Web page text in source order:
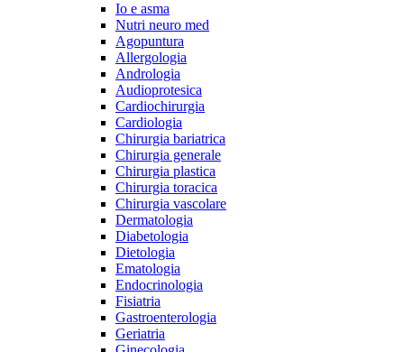
Io e asma
Nutri neuro med
Agopuntura
Allergologia
Andrologia
Audioprotesica
Cardiochirurgia
Cardiologia
Chirurgia bariatrica
Chirurgia generale
Chirurgia plastica
Chirurgia toracica
Chirurgia vascolare
Dermatologia
Diabetologia
Dietologia
Ematologia
Endocrinologia
Fisiatria
Gastroenterologia
Geriatria